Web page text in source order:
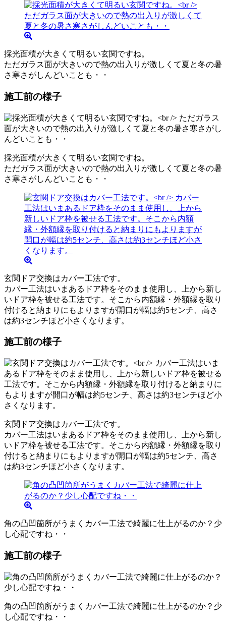
採光面積が大きくて明るい玄関ですね。
ただガラス面が大きいので熱の出入りが激しくて夏と冬の暑
さ寒さがしんどいことも・・
施工前の様子
採光面積が大きくて明るい玄関ですね。
ただガラス面が大きいので熱の出入りが激しくて夏と冬の暑
さ寒さがしんどいことも・・
玄関ドア交換はカバー工法です。
カバー工法はいまあるドア枠をそのまま使用し、上から新し
いドア枠を被せる工法です。そこから内額縁・外額縁を取り
付けると納まりにもよりますが開口が幅は約5センチ、高さ
は約3センチほど小さくなります。
施工前の様子
玄関ドア交換はカバー工法です。
カバー工法はいまあるドア枠をそのまま使用し、上から新し
いドア枠を被せる工法です。そこから内額縁・外額縁を取り
付けると納まりにもよりますが開口が幅は約5センチ、高さ
は約3センチほど小さくなります。
角の凸凹箇所がうまくカバー工法で綺麗に仕上がるのか？少
し心配ですね・・
施工前の様子
角の凸凹箇所がうまくカバー工法で綺麗に仕上がるのか？少
し心配ですね・・